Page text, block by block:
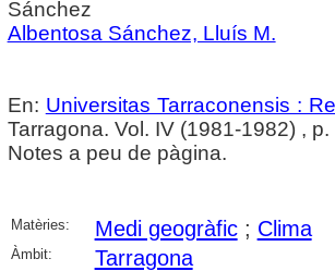
Sánchez
Albentosa Sánchez, Lluís M.
En: Universitas Tarraconensis :
Tarragona. Vol. IV (1981-1982) ,
Notes a peu de pàgina.
Matèries: Medi geogràfic; Clima
Àmbit: Tarragona